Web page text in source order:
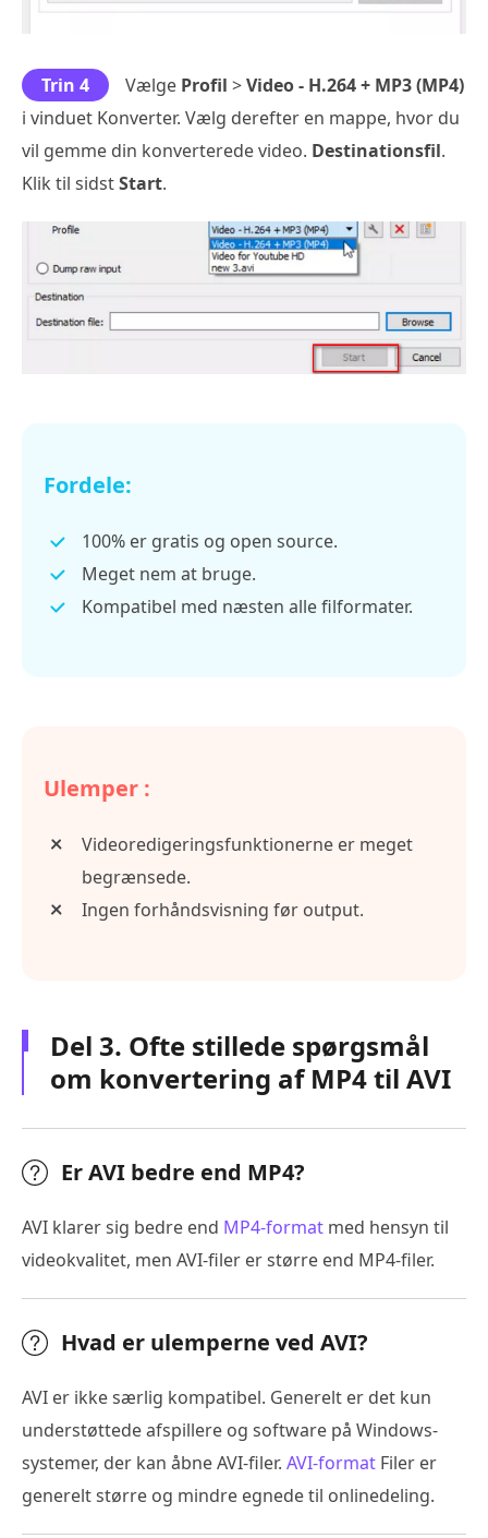
Trin 4 Vælge Profil >Video - H.264 + MP3 (MP4)
i vinduet Konverter. Vælg derefter en mappe, hvor du
vil gemme din konverterede video. Destinationsfil.
Klik til sidstStart.
Fordele:
100% er gratis og open source.
Meget nem at bruge.
Kompatibel med næsten alle filformater.
Ulemper :
Videoredigeringsfunktionerne er meget
begrænsede.
Ingen forhåndsvisning før output.
Del 3. Ofte stillede spørgsmål
om konvertering af MP4 til AVI
Er AVI bedre end MP4?
AVI klarer sig bedre end MP4-format med hensyn til
videokvalitet, men AVI-filer er større end MP4-filer.
Hvad er ulemperne ved AVI?
AVI er ikke særlig kompatibel. Generelt er det kun
understøttede afspillere og software på Windows-
systemer, der kan åbne AVI-filer. AVI-format Filer er
generelt større og mindre egnede til onlinedeling.